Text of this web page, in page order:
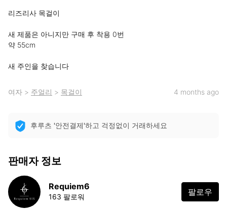
리즈리사 목걸이
새 제품은 아니지만 구매 후 착용 0번
약 55cm
새 주인을 찾습니다
여자 > 주얼리 > 목걸이 4 months ago
후루츠 '안전결제'하고 걱정없이 거래하세요
판매자 정보
Requiem6
163 팔로워 팔로우